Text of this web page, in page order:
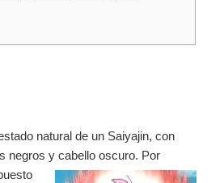
natural de un Saiyajin, con
negros y cabello oscuro. Por